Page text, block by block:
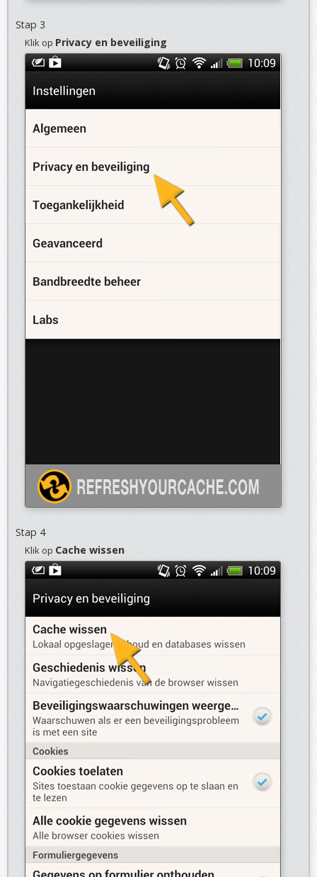
Stap 3
Klik op Privacy en beveiliging
Stap 4
Klik op Cache wissen